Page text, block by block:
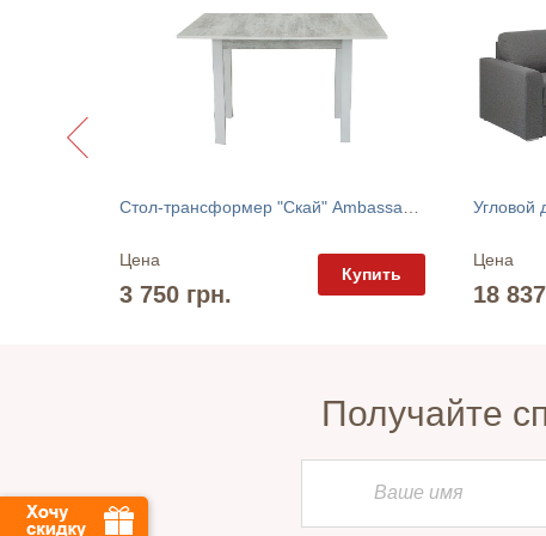
Цена
3 750 грн.
Купить
Угловой
Цена
18
Получайте